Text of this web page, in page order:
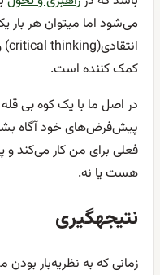
می‌شود اما میتوان هر بار
کمک کننده است.
در اصل ما با یک کوه بی
پیش‌فرض‌های خود آگاه
فعلی برای من کار می‌کند و
هست یا نه.
نتیجهگیری
زمانی که به نظریه‌بار